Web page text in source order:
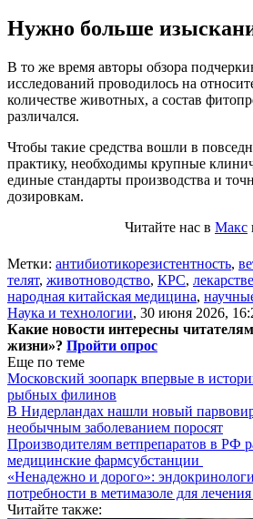
Нужно больше
В то же время авторы обзора
исследований проводилось на
количестве животных, а состав
различался.
Чтобы такие средства вошли в
практику, необходимы крупные
единые стандарты производства и
дозировкам.
Читайте нас в Макс
Метки: антибиотикорезистентность,
телят, животноводство, КРС,
народная китайская медицина,
Наука и технологии, 30 июня 2026,
Какие новости интересны
жизни»? Пройти опрос
Еще по теме
Московский зоопарк впервые в
рыбных филинов
В Нидерландах нашли новый
необычным заболеванием поросят
Производителям ветпрепаратов в РФ
медицинские фармсубстанции
«Ненадежно и дорого»:
потребности в метимазоле для
Читайте также: